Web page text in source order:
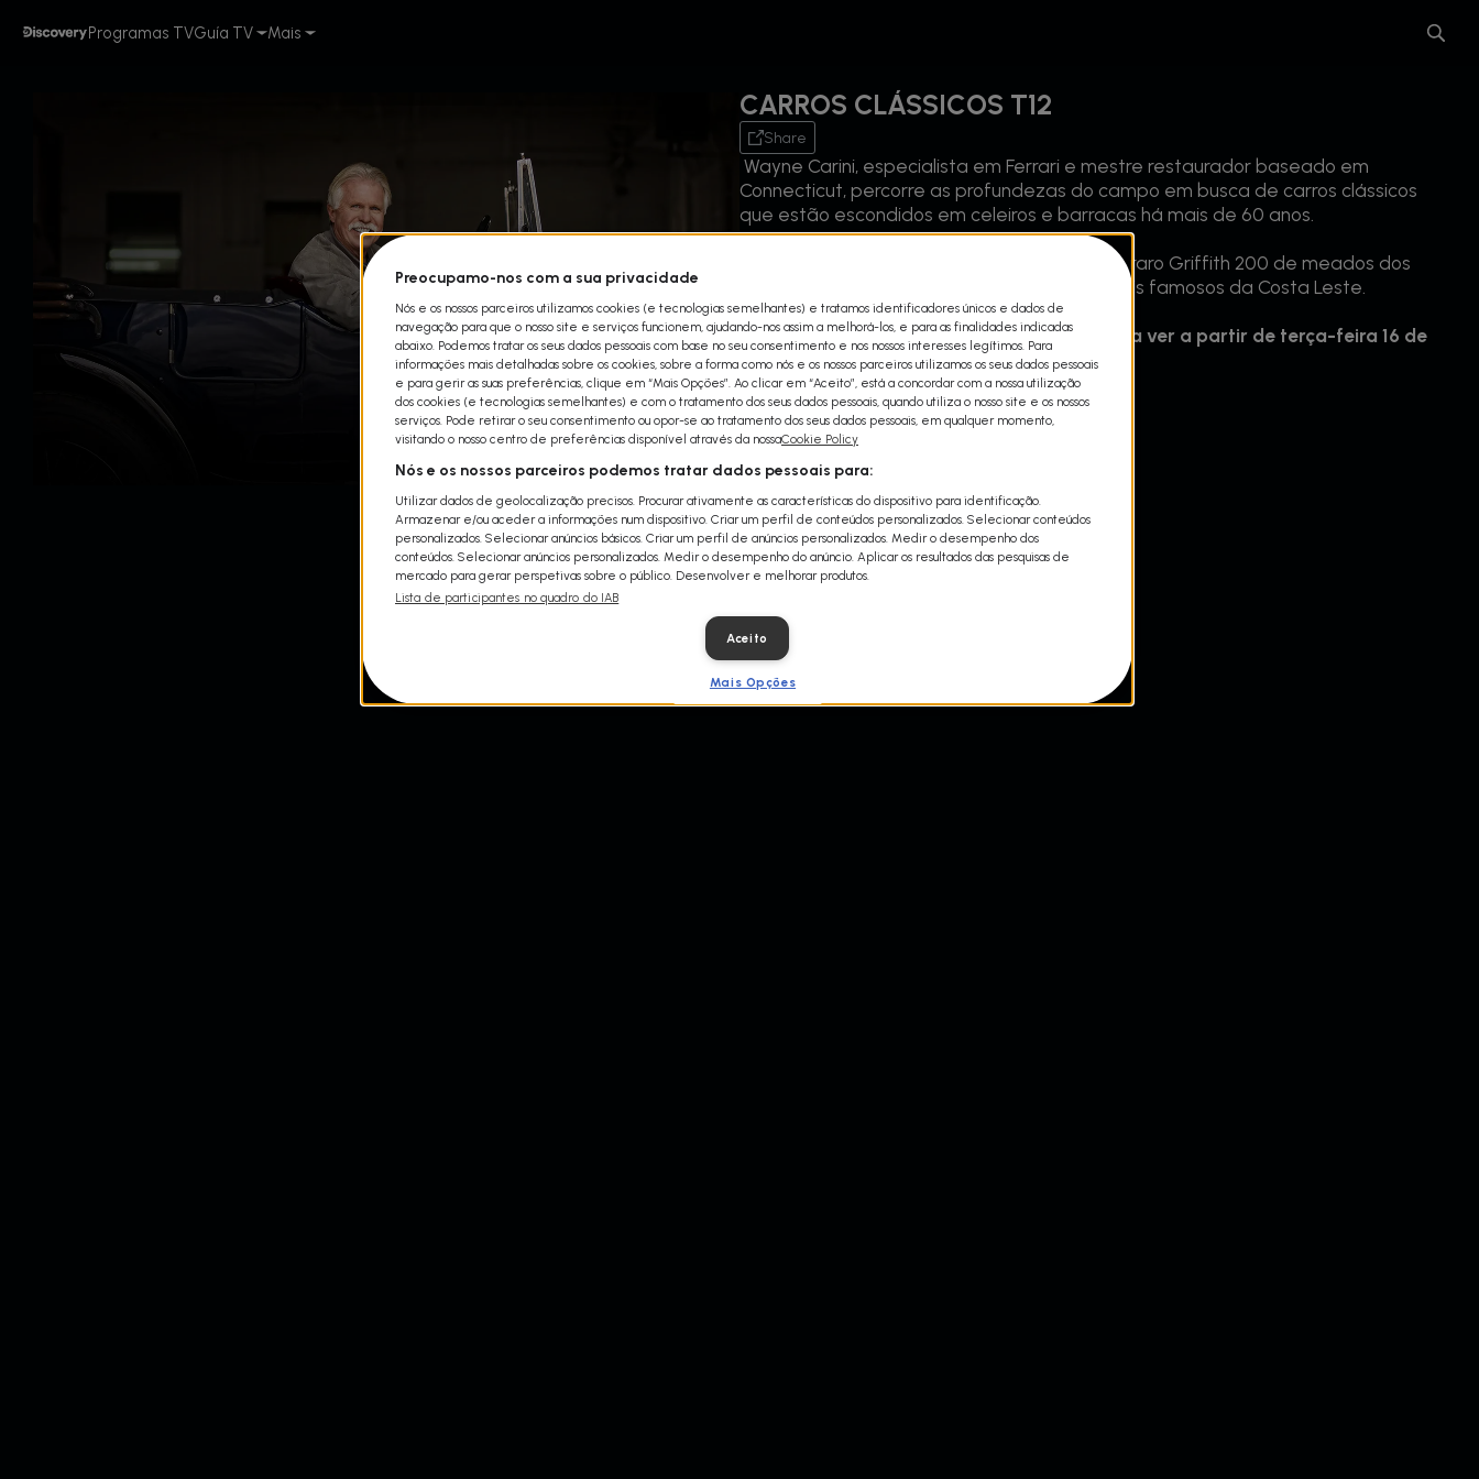
Programas TVGuía TV Mais
CARROS CLÁSSICOS T12
Share
Wayne Carini, especialista em Ferrari e mestre restaurador baseado em
Connecticut, percorre as profundezas do campo em busca de carros clássicos
que estão escondidos em celeiros e barracas há mais de 60 anos.
Nesta nova temporada, Wayne encontra um raro Griffith 200 de meados dos
anos sessenta para expor num dos cafés mais famosos da Costa Leste.
A nova temporada de Carros Clássicos, para ver a partir de terça-feira 16 de
novembro, às 22h00 no Discovery.
Preocupamo-nos com a sua privacidade
Nós e os nossos parceiros utilizamos cookies (e tecnologias semelhantes) e tratamos identificadores únicos e dados de
navegação para que o nosso site e serviços funcionem, ajudando-nos assim a melhorá-los, e para as finalidades indicadas
abaixo. Podemos tratar os seus dados pessoais com base no seu consentimento e nos nossos interesses legítimos. Para
informações mais detalhadas sobre os cookies, sobre a forma como nós e os nossos parceiros utilizamos os seus dados pessoais
e para gerir as suas preferências, clique em “Mais Opções”. Ao clicar em “Aceito”, está a concordar com a nossa utilização
dos cookies (e tecnologias semelhantes) e com o tratamento dos seus dados pessoais, quando utiliza o nosso site e os nossos
serviços. Pode retirar o seu consentimento ou opor-se ao tratamento dos seus dados pessoais, em qualquer momento,
visitando o nosso centro de preferências disponível através da nossaCookie Policy
Nós e os nossos parceiros podemos tratar dados pessoais para:
Utilizar dados de geolocalização precisos. Procurar ativamente as características do dispositivo para identificação.
Armazenar e/ou aceder a informações num dispositivo. Criar um perfil de conteúdos personalizados. Selecionar conteúdos
personalizados. Selecionar anúncios básicos. Criar um perfil de anúncios personalizados. Medir o desempenho dos
conteúdos. Selecionar anúncios personalizados. Medir o desempenho do anúncio. Aplicar os resultados das pesquisas de
mercado para gerar perspetivas sobre o público. Desenvolver e melhorar produtos.
Lista de participantes no quadro do IAB
Aceito
Mais Opções